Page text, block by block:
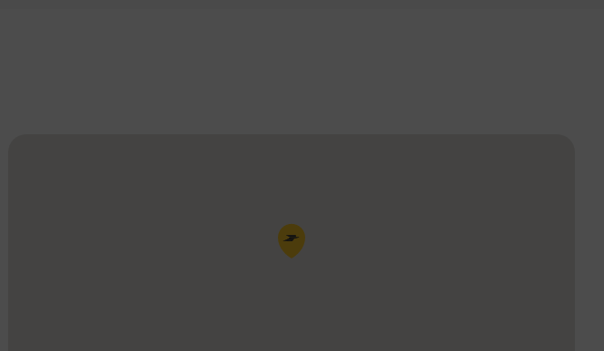
Pin de la carte